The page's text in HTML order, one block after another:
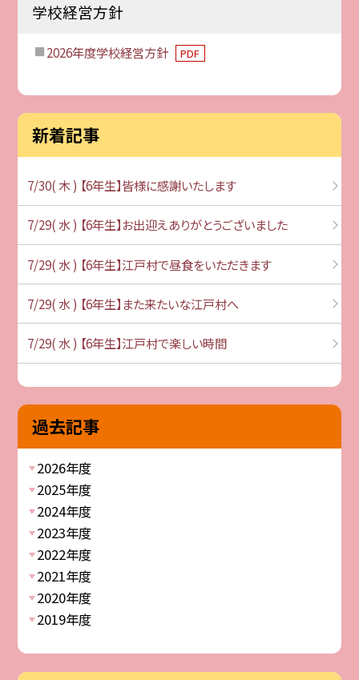
学校経営方針
2026年度学校経営方針 PDF
新着記事
7/30( 木 ) 【6年生】皆様に感謝いたします
7/29( 水 ) 【6年生】お出迎えありがとうございました
7/29( 水 ) 【6年生】江戸村で昼食をいただきます
7/29( 水 ) 【6年生】また来たいな江戸村へ
7/29( 水 ) 【6年生】江戸村で楽しい時間
過去記事
2026年度
2025年度
2024年度
2023年度
2022年度
2021年度
2020年度
2019年度